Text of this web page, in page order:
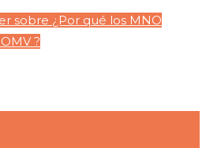
sobre ¿Por qué los MNO
?